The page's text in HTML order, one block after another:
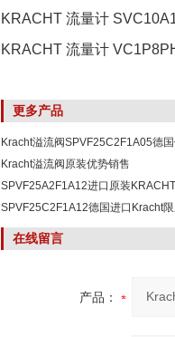
KRACHT 流量计
KRACHT 流量计
更多产品
Kracht溢流阀SPVF25C2F1A05德
Kracht溢流阀原装优势销售
SPVF25A2F1A12进口原装
供应一手货源
SPVF25C2F1A12德国进口Kracht
超划算
在线留言
产品：